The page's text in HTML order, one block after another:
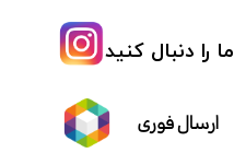
ما را دنبال کنید
ارسال فوری